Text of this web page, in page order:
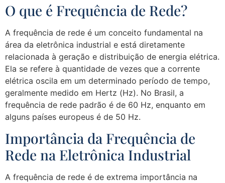
O que é Frequência de Rede?
A frequência de rede é um conceito fundamental na
área da eletrônica industrial e está diretamente
relacionada à geração e distribuição de energia elétrica.
Ela se refere à quantidade de vezes que a corrente
elétrica oscila em um determinado período de tempo,
geralmente medido em Hertz (Hz). No Brasil, a
frequência de rede padrão é de 60 Hz, enquanto em
alguns países europeus é de 50 Hz.
Importância da Frequência de
Rede na Eletrônica Industrial
A frequência de rede é de extrema importância na